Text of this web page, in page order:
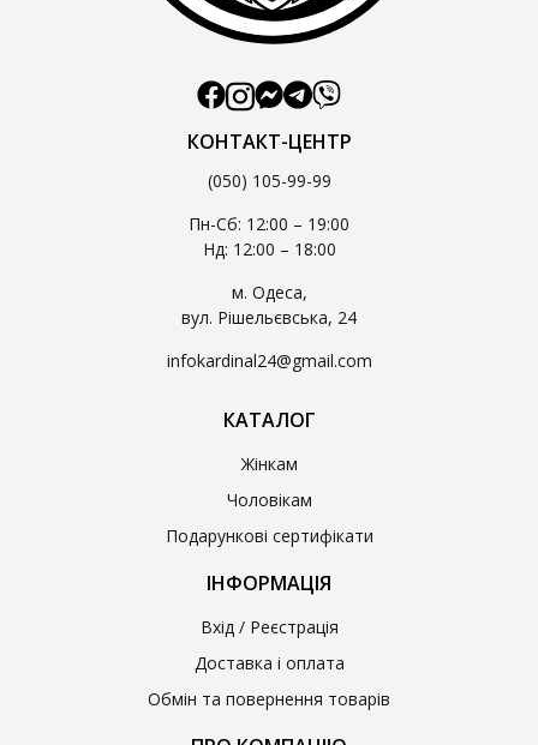
КОНТАКТ-ЦЕНТР
(050) 105-99-99
Пн-Сб: 12:00 – 19:00
Нд: 12:00 – 18:00
м. Одеса,
вул. Рішельєвська, 24
infokardinal24@gmail.com
КАТАЛОГ
Жінкам
Чоловікам
Подарункові сертифікати
ІНФОРМАЦІЯ
Вхід / Реєстрація
Доставка і оплата
Обмін та повернення товарів